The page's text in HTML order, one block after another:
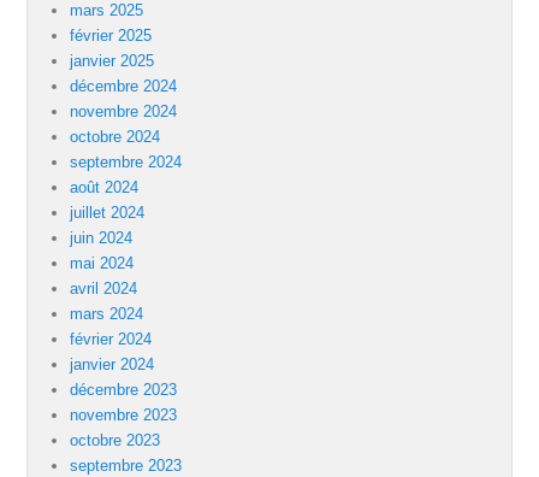
mars 2025
février 2025
janvier 2025
décembre 2024
novembre 2024
octobre 2024
septembre 2024
août 2024
juillet 2024
juin 2024
mai 2024
avril 2024
mars 2024
février 2024
janvier 2024
décembre 2023
novembre 2023
octobre 2023
septembre 2023